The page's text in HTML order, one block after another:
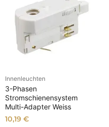
Innenleuchten
3-Phasen
Stromschienensystem
Multi-Adapter Weiss
10,19 €